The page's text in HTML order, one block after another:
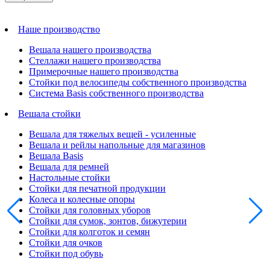
Наше производство
Вешала нашего производства
Стеллажи нашего производства
Примерочные нашего производства
Стойки под велосипеды собственного производства
Система Basis собственного производства
Вешала стойки
Вешала для тяжелых вещей - усиленные
Вешала и рейлы напольные для магазинов
Вешала Basis
Вешала для ремней
Настольные стойки
Стойки для печатной продукции
Колеса и колесные опоры
Стойки для головных уборов
Стойки для сумок, зонтов, бижутерии
Стойки для колготок и семян
Стойки для очков
Стойки под обувь